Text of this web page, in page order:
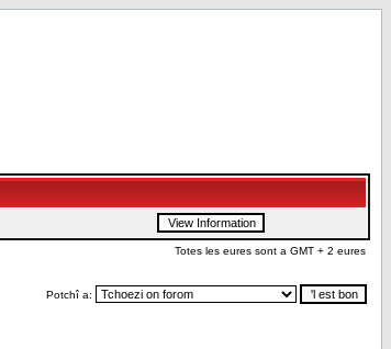
Totes les eures sont a GMT + 2 eures
Potchî a: